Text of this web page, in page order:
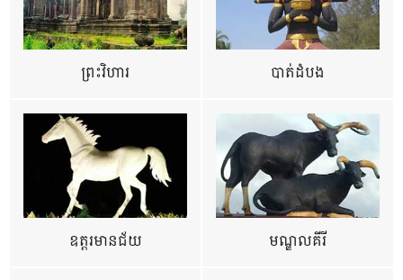
ព្រះវិហារ បាត់ដំបង
ឧត្ដរមានជ័យ មណ្ឌលគីរី